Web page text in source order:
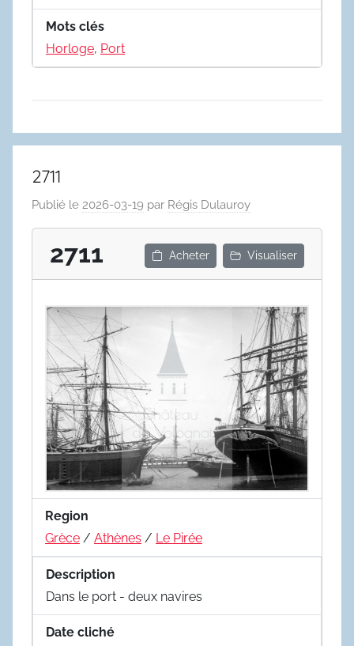
Mots clés
Horloge, Port
2711
Publié le 2026-03-19 par Régis Dulauroy
2711 Acheter Visualiser
Region
Grèce / Athènes / Le Pirée
Description
Dans le port - deux navires
Date cliché